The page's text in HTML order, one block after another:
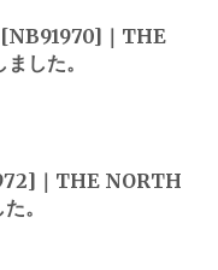
｜THE
した。
｜THE NORTH
。